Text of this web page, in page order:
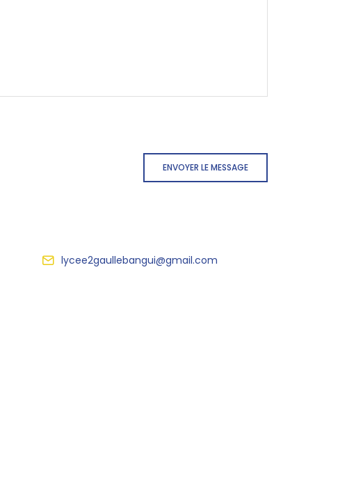
ENVOYER LE MESSAGE
lycee2gaullebangui@gmail.com